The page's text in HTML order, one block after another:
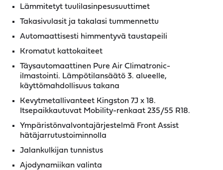
Lämmitetyt tuulilasinpesusuuttimet
Takasivulasit ja takalasi tummennettu
Automaattisesti himmentyvä taustapeili
Kromatut kattokaiteet
Täysautomaattinen Pure Air Climatronic-
ilmastointi. Lämpötilansäätö 3. alueelle,
käyttömahdollisuus takana
Kevytmetallivanteet Kingston 7J x 18.
Itsepaikkautuvat Mobility-renkaat 235/55 R18.
Ympäristönvalvontajärjestelmä Front Assist
hätäjarrutustoiminnolla
Jalankulkijan tunnistus
Ajodynamiikan valinta